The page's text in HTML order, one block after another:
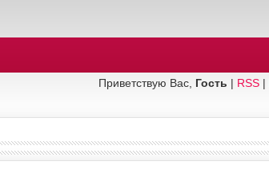
Приветствую Вас, Гость | RSS|